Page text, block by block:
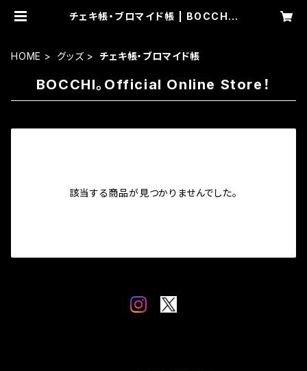
チェキ帳・ブロマイド帳 | BOCCHI。
HOME グッズ チェキ帳・ブロマイド帳
BOCCHI。Official Online Store！
該当する商品が見つかりませんでした。